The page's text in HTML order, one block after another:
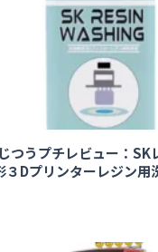
じつうプチレビュー：
３Dプリンターレジン用